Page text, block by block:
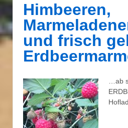
Himbeeren,
und frisch
…ab